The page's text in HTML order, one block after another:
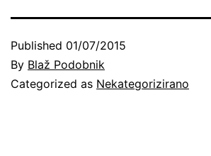
Published 01/07/2015
By Blaž Podobnik
Categorized as Nekategorizirano